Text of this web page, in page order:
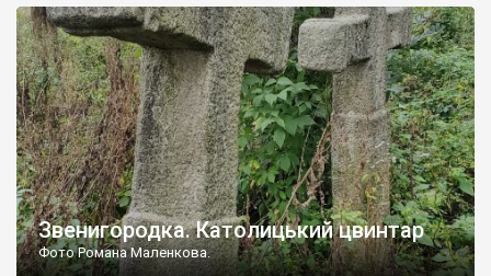
Звенигородка. Католицький цвинтар
Фото Романа Маленкова.